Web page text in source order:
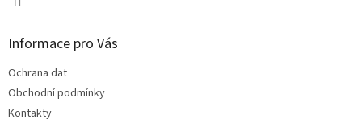
Informace pro Vás
Ochrana dat
Obchodní podmínky
Kontakty